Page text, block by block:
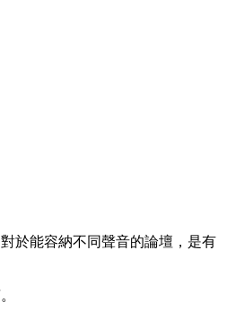
於能容納不同聲音的論壇，是有